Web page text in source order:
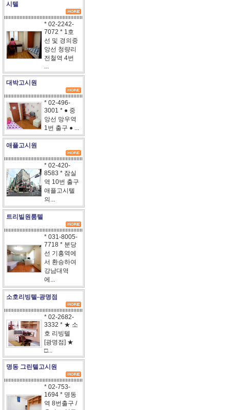
시텔
* 02-2242-
7072 * 1호
선 및 경의중
앙선 청량리
전철역 4번
...
대박고시원
* 02-496-
3001 * ● 중
앙선 망우역
1번 출구 ● ...
애플고시원
* 02-420-
8583 * 잠실
역 10번 출구
애플고시텔
의...
트리빌원룸텔
* 031-8005-
7718 * 분당
선 기흥역에
서 환승하여
강남대역
에...
소호리빙텔-광명점
* 02-2682-
3332 * ★ 소
호 리빙텔
[광명점] ★
□...
명동 그린텔고시원
* 02-753-
1694 * 명동
역 8번출구 /